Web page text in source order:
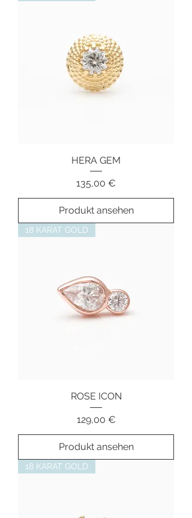
HERA GEM
Preis
135,00 €
Produkt ansehen
18 KARAT GOLD
ROSE ICON
Preis
129,00 €
Produkt ansehen
18 KARAT GOLD